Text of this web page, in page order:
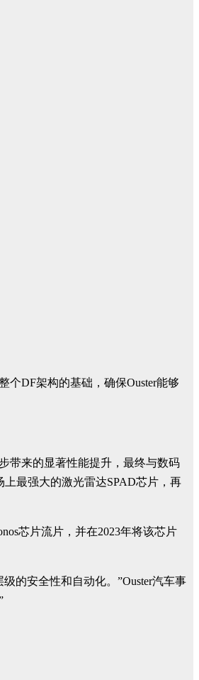
个DF架构的基础，确保Ouster能够
带来的显著性能提升，最终与数码
最强大的激光雷达SPAD芯片，再
芯片流片，并在2023年将该芯片
的安全性和自动化。”Ouster汽车事